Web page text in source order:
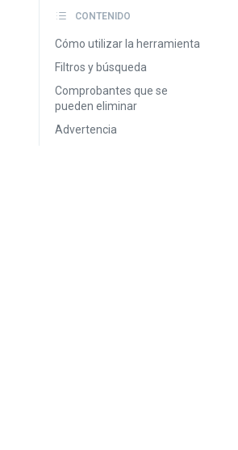
CONTENIDO
Cómo utilizar la herramienta
Filtros y búsqueda
Comprobantes que se
pueden eliminar
Advertencia